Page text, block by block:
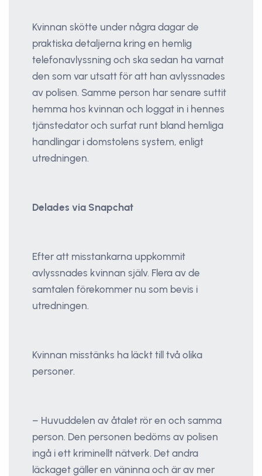
Kvinnan skötte under några dagar de
praktiska detaljerna kring en hemlig
telefonavlyssning och ska sedan ha varnat
den som var utsatt för att han avlyssnades
av polisen. Samme person har senare suttit
hemma hos kvinnan och loggat in i hennes
tjänstedator och surfat runt bland hemliga
handlingar i domstolens system, enligt
utredningen.
Delades via Snapchat
Efter att misstankarna uppkommit
avlyssnades kvinnan själv. Flera av de
samtalen förekommer nu som bevis i
utredningen.
Kvinnan misstänks ha läckt till två olika
personer.
– Huvuddelen av åtalet rör en och samma
person. Den personen bedöms av polisen
ingå i ett kriminellt nätverk. Det andra
läckaget gäller en väninna och är av mer